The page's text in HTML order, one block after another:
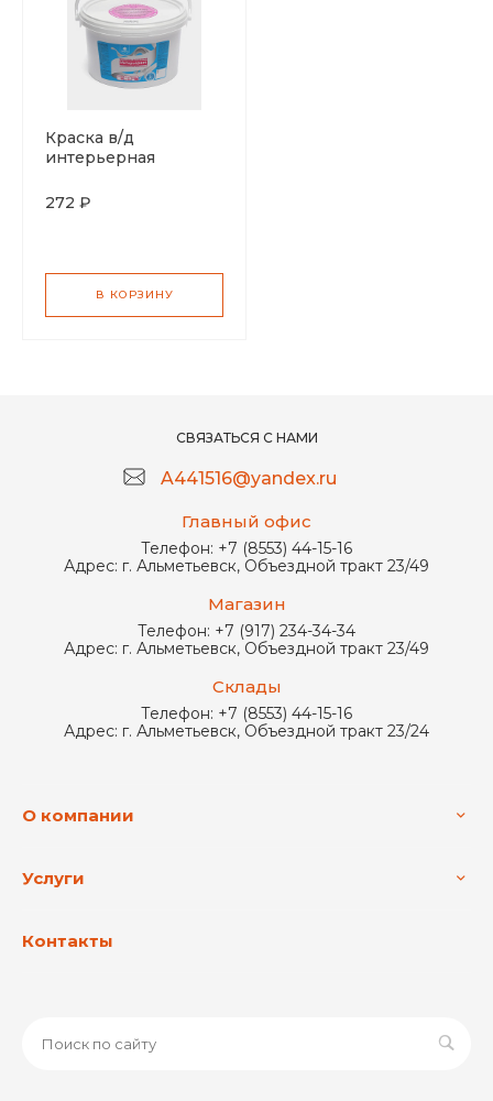
Краска в/д
интерьерная
белоснежная 3кг
272 ₽
В КОРЗИНУ
СВЯЗАТЬСЯ С НАМИ
A441516@yandex.ru
Главный офис
Телефон: +7 (8553) 44-15-16
Адрес: г. Альметьевск, Объездной тракт 23/49
Магазин
Телефон: +7 (917) 234-34-34
Адрес: г. Альметьевск, Объездной тракт 23/49
Склады
Телефон: +7 (8553) 44-15-16
Адрес: г. Альметьевск, Объездной тракт 23/24
О компании
Услуги
Контакты